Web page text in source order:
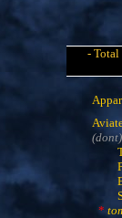
- Total
(dont)
*